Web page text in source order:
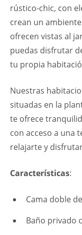
rústico-chic, con
crean un
ofrecen vistas al
puedas disfrutar
tu propia
Nuestras
situadas en la
te ofrece
con acceso a una
relajarte y
Características:
Cama doble
Baño privado